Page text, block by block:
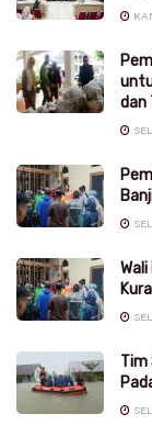
dan
Tim